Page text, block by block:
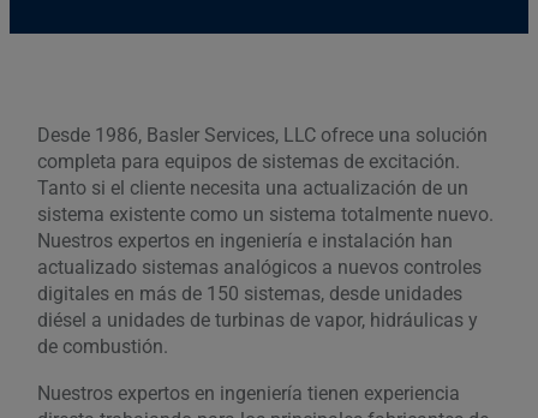
Desde 1986, Basler Services, LLC ofrece una solución
completa para equipos de sistemas de excitación.
Tanto si el cliente necesita una actualización de un
sistema existente como un sistema totalmente nuevo.
Nuestros expertos en ingeniería e instalación han
actualizado sistemas analógicos a nuevos controles
digitales en más de 150 sistemas, desde unidades
diésel a unidades de turbinas de vapor, hidráulicas y
de combustión.
Nuestros expertos en ingeniería tienen experiencia